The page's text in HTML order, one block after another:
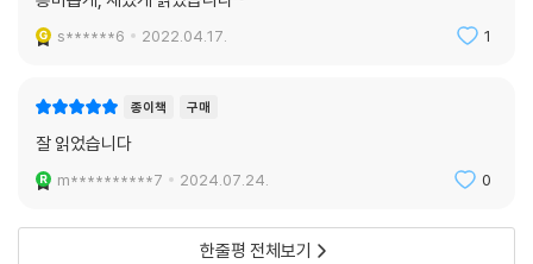
s******6 2022.04.17. 1
종이책 구매
잘 읽었습니다
m**********7 2024.07.24. 0
한줄평 전체보기